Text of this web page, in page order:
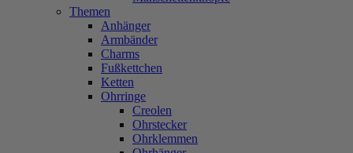
Themen
Anhänger
Armbänder
Charms
Fußkettchen
Ketten
Ohrringe
Creolen
Ohrstecker
Ohrklemmen